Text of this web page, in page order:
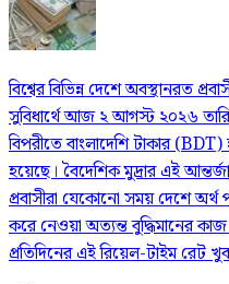
বিশ্বের বিভিন্ন দেশে অবস্থানরত
সুবিধার্থে আজ ২ আগস্ট ২০২৬
বিপরীতে বাংলাদেশি টাকার (BDT)
হয়েছে। বৈদেশিক মুদ্রার এই
প্রবাসীরা যেকোনো সময় দেশে অর্থ
করে নেওয়া অত্যন্ত বুদ্ধিমানের
প্রতিদিনের এই রিয়েল-টাইম রেট